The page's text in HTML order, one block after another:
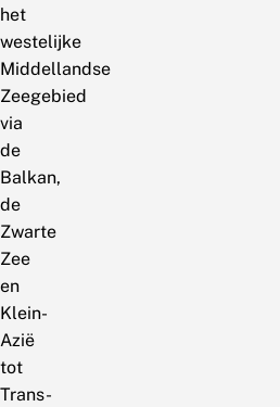
het
westelijke
Middellandse
Zeegebied
via
de
Balkan,
de
Zwarte
Zee
en
Klein-
Azië
tot
Trans-